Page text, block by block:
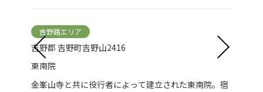
吉野路エリア
吉野郡 吉野町吉野山2416
東南院
金峯山寺と共に役行者によって建立された東南院。宿